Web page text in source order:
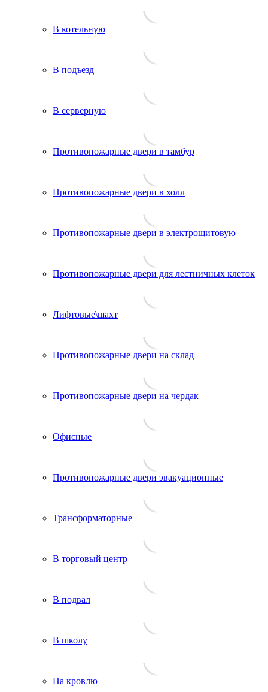
В котельную
В подъезд
В серверную
Противопожарные двери в тамбур
Противопожарные двери в холл
Противопожарные двери в электрощитовую
Противопожарные двери для лестничных клеток
Лифтовые\шахт
Противопожарные двери на склад
Противопожарные двери на чердак
Офисные
Противопожарные двери эвакуационные
Трансформаторные
В торговый центр
В подвал
В школу
На кровлю